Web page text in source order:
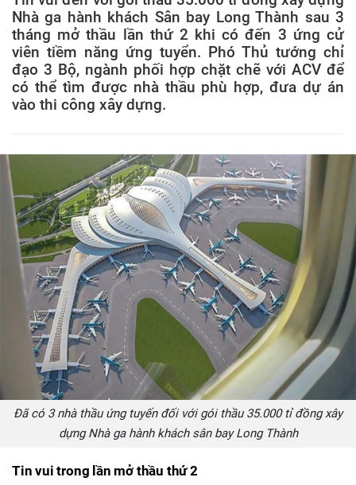
Nhà ga hành khách Sân bay Long Thành sau 3
tháng mở thầu lần thứ 2 khi có đến 3 ứng cử
viên tiềm năng ứng tuyển. Phó Thủ tướng chỉ
đạo 3 Bộ, ngành phối hợp chặt chẽ với ACV để
có thể tìm được nhà thầu phù hợp, đưa dự án
vào thi công xây dựng.
Đã có 3 nhà thầu ứng tuyến đối với gói thầu 35.000 tỉ đồng xây
dựng Nhà ga hành khách sân bay Long Thành
Tin vui trong lần mở thầu thứ 2